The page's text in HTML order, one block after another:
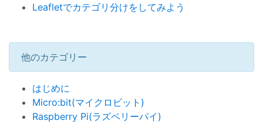
Leafletでカテゴリ分けをしてみよう
他のカテゴリー
はじめに
Micro:bit(マイクロビット)
Raspberry Pi(ラズベリーパイ)